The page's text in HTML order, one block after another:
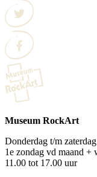
Museum RockArt
Donderdag t/m zaterdag
1e zondag vd maand +
11.00 tot 17.00 uur